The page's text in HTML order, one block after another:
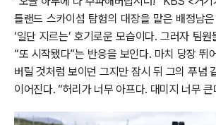
틀랜드 스카이섬 탐험의 대장을 맡은 배정남
‘일단 지르는’ 호기로운 모습이다. 그러자 팀원
“또 시작됐다”는 반응을 보인다. 마치 당장 뛰
버릴 것처럼 보이던 그지만 잠시 뒤 그의 푸념
이어진다. “허리가 너무 아프다. 대미지 너무 큰